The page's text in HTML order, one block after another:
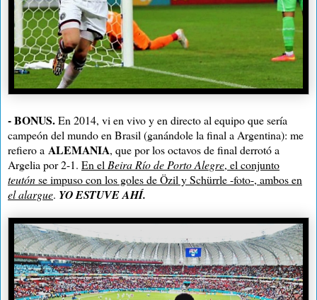
-BONUS.En 2014, vi en vivo y en directo al equipo que sería
campeón del mundo en Brasil (ganándole la final a Argentina): me
refiero a ALEMANIA, que por los octavos de final derrotó a
Argelia por 2-1. En el Beira Río de Porto Alegre, el conjunto
teutónse impuso con los goles de Özil y Schürrle -foto-, ambos en
el alargue. YO ESTUVE AHÍ.